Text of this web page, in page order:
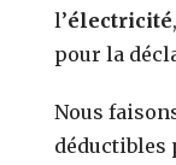
l’électricité,
pour la
Nous
déductibles